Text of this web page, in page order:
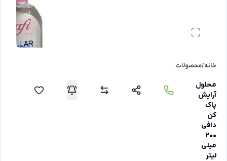
خانه/محصولات
محلول
آرایش
پاک
کن
دافی
200
میلی
لیتر